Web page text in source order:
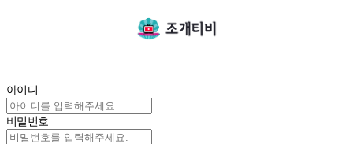
아이디
비밀번호